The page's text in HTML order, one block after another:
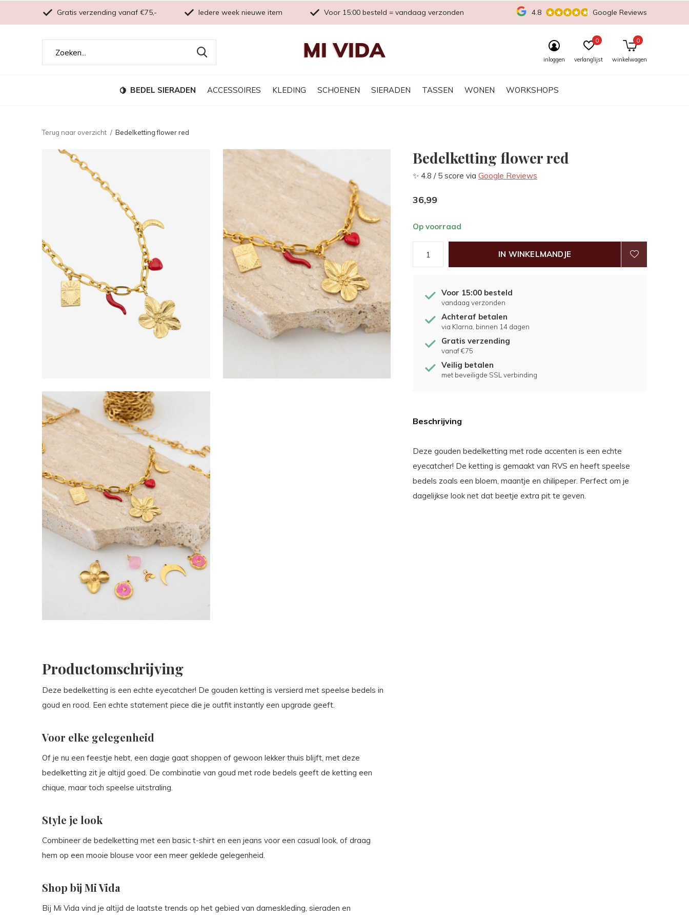
BEDEL SIERADEN ACCESSOIRES KLEDING SCHOENEN SIERADEN TASSEN WONEN WORKSHOPS
inloggen verlanglijst
0
winkelwagen
0
Gratis verzending vanaf €75,- Iedere week nieuwe item Voor 15:00 besteld = vandaag verzonden 4.8 Google Reviews
Terug naar overzicht Bedelketting flower red
Bedelketting flower red
✨ 4.8 / 5 score via Google Reviews
36,99
Op voorraad
IN WINKELMANDJE
Voor 15:00 besteld
vandaag verzonden
Achteraf betalen
via Klarna, binnen 14 dagen
Gratis verzending
vanaf €75
Veilig betalen
met beveiligde SSL verbinding
Beschrijving
Deze gouden bedelketting met rode accenten is een echte
eyecatcher! De ketting is gemaakt van RVS en heeft speelse
bedels zoals een bloem, maantje en chilipeper. Perfect om je
dagelijkse look net dat beetje extra pit te geven.
Productomschrijving
Deze bedelketting is een echte eyecatcher! De gouden ketting is versierd met speelse bedels in
goud en rood. Een echte statement piece die je outfit instantly een upgrade geeft.
Voor elke gelegenheid
Of je nu een feestje hebt, een dagje gaat shoppen of gewoon lekker thuis blijft, met deze
bedelketting zit je altijd goed. De combinatie van goud met rode bedels geeft de ketting een
chique, maar toch speelse uitstraling.
Style je look
Combineer de bedelketting met een basic t-shirt en een jeans voor een casual look, of draag
hem op een mooie blouse voor een meer geklede gelegenheid.
Shop bij Mi Vida
Bij Mi Vida vind je altijd de laatste trends op het gebied van dameskleding, sieraden en